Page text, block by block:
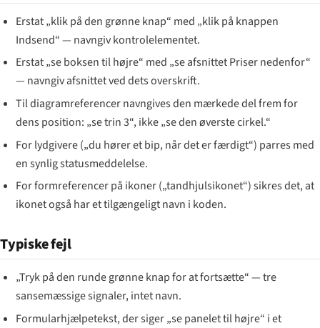
Erstat „klik på den grønne knap“ med „klik på knappen
Indsend“ — navngiv kontrolelementet.
Erstat „se boksen til højre“ med „se afsnittet Priser nedenfor“
— navngiv afsnittet ved dets overskrift.
Til diagramreferencer navngives den mærkede del frem for
dens position: „se trin 3“, ikke „se den øverste cirkel.“
For lydgivere („du hører et bip, når det er færdigt“) parres med
en synlig statusmeddelelse.
For formreferencer på ikoner („tandhjulsikonet“) sikres det, at
ikonet også har et tilgængeligt navn i koden.
Typiske fejl
„Tryk på den runde grønne knap for at fortsætte“ — tre
sansemæssige signaler, intet navn.
Formularhjælpetekst, der siger „se panelet til højre“ i et